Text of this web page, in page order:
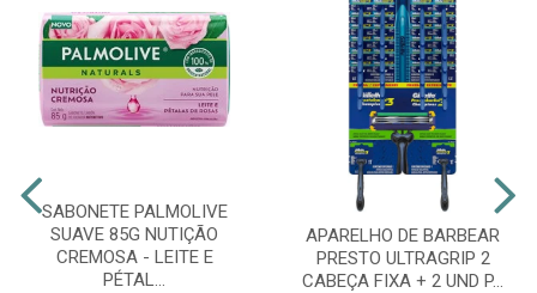
SABONETE PALMOLIVE
SUAVE 85G NUTIÇÃO
CREMOSA - LEITE E
PÉTAL...
APARELHO DE BARBEAR
PRESTO ULTRAGRIP 2
CABEÇA FIXA + 2 UND P...